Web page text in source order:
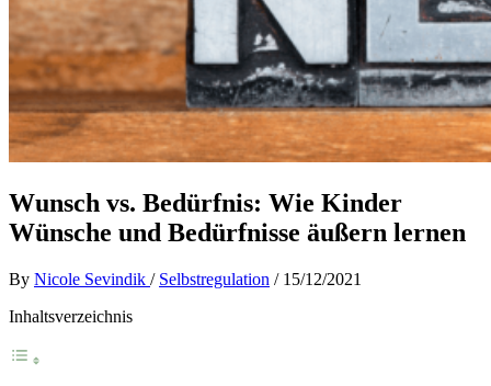
Wunsch vs. Bedürfnis: Wie Kinder
Wünsche und Bedürfnisse äußern lernen
By Nicole Sevindik / Selbstregulation / 15/12/2021
Inhaltsverzeichnis